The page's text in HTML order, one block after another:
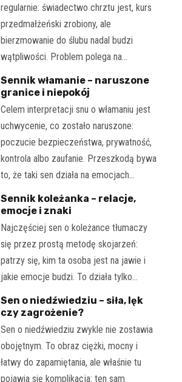
regularnie: świadectwo chrztu jest, kurs
przedmałżeński zrobiony, ale
bierzmowanie do ślubu nadal budzi
wątpliwości. Problem polega na…
Sennik włamanie – naruszone
granice i niepokój
Celem interpretacji snu o włamaniu jest
uchwycenie, co zostało naruszone:
poczucie bezpieczeństwa, prywatność,
kontrola albo zaufanie. Przeszkodą bywa
to, że taki sen działa na emocjach…
Sennik koleżanka – relacje,
emocje i znaki
Najczęściej sen o koleżance tłumaczy
się przez prostą metodę skojarzeń:
patrzy się, kim ta osoba jest na jawie i
jakie emocje budzi. To działa tylko…
Sen o niedźwiedziu – siła, lęk
czy zagrożenie?
Sen o niedźwiedziu zwykle nie zostawia
obojętnym. To obraz ciężki, mocny i
łatwy do zapamiętania, ale właśnie tu
pojawia się komplikacja: ten sam